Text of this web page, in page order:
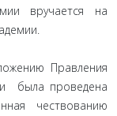
вручается на
Правления
была проведена
чествованию